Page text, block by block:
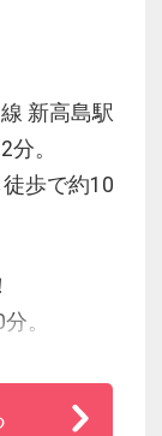
新高島駅
。
歩で約10
。
るライフ